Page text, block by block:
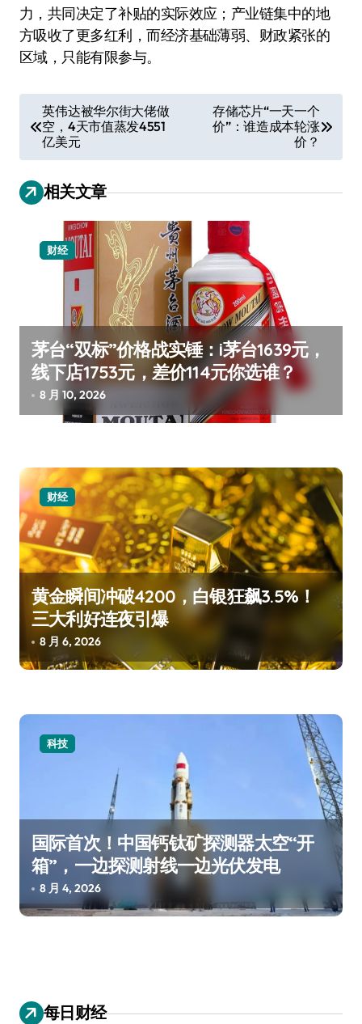
力，共同决定了补贴的实际效应；产业链集中的地
方吸收了更多红利，而经济基础薄弱、财政紧张的
区域，只能有限参与。
章
导
航
英伟达被华尔街大佬做
空，4天市值蒸发4551
亿美元
存储芯片“一天一个
价”：谁造成本轮涨
价？
相关文章
财经
茅台“双标”价格战实锤：i茅台1639元，
线下店1753元，差价114元你选谁？
8 月 10, 2026
财经
黄金瞬间冲破4200，白银狂飙3.5%！
三大利好连夜引爆
8 月 6, 2026
科技
国际首次！中国钙钛矿探测器太空“开
箱”，一边探测射线一边光伏发电
8 月 4, 2026
每日财经